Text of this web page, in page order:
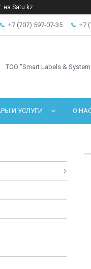
на Satu.kz
+7 (707) 597-07-35 +7
ТОО "Smart Labels &
И УСЛУГИ О